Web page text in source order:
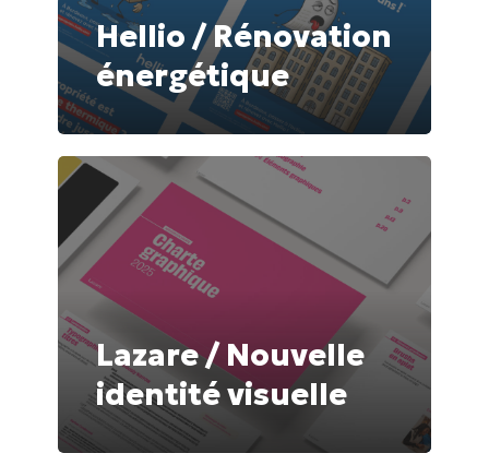
Hellio / Rénovation
énergétique
Lazare
Nouvelle
identité
visuelle
Lazare / Nouvelle
identité visuelle